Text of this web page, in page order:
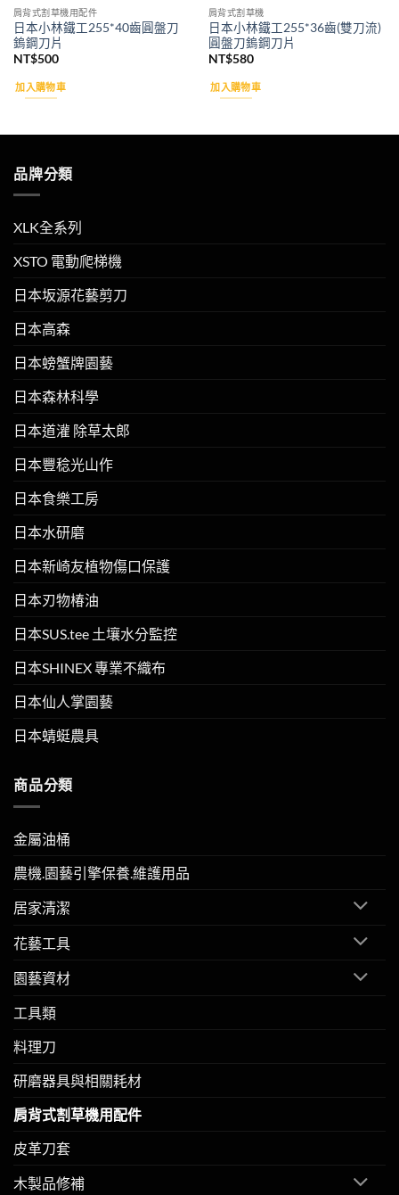
肩背式割草機用配件
日本小林鐵工255*40齒圓盤刀
鎢鋼刀片
NT$500
加入購物車
肩背式割草機
日本小林鐵工255*36齒(雙刀流)
圓盤刀鎢鋼刀片
NT$580
加入購物車
品牌分類
XLK全系列
XSTO 電動爬梯機
日本坂源花藝剪刀
日本高森
日本螃蟹牌園藝
日本森林科學
日本道灌 除草太郎
日本豐稔光山作
日本食樂工房
日本水研磨
日本新崎友植物傷口保護
日本刃物椿油
日本SUS.tee 土壤水分監控
日本SHINEX 專業不織布
日本仙人掌園藝
日本蜻蜓農具
商品分類
金屬油桶
農機.園藝引擎保養.維護用品
居家清潔
花藝工具
園藝資材
工具類
料理刀
研磨器具與相關耗材
肩背式割草機用配件
皮革刀套
木製品修補